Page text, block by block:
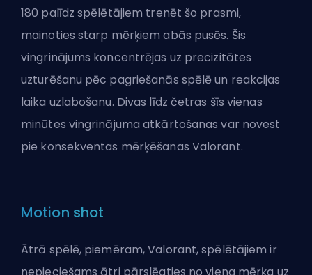
180 palīdz spēlētājiem trenēt šo prasmi,
mainoties starp mērķiem abās pusēs. Šis
vingrinājums koncentrējas uz precizitātes
uzturēšanu pēc pagriešanās spēlē un reakcijas
laika uzlabošanu. Divas līdz četras šīs vienas
minūtes vingrinājuma atkārtošanas var novest
pie konsekventas mērķēšanas Valorant.
Motion shot
Ātrā spēlē, piemēram, Valorant, spēlētājiem ir